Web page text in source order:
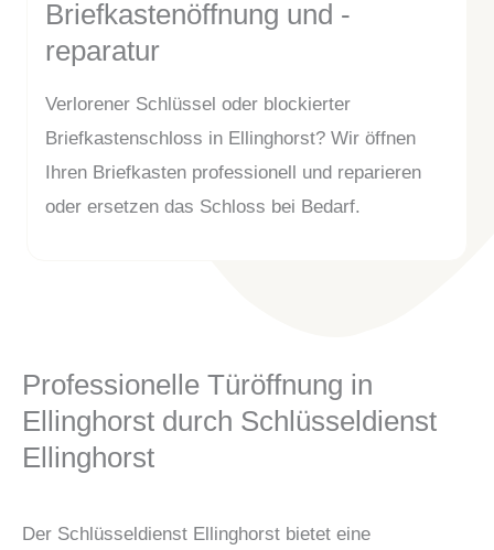
Briefkastenöffnung und -
reparatur
Verlorener Schlüssel oder blockierter
Briefkastenschloss in Ellinghorst? Wir öffnen
Ihren Briefkasten professionell und reparieren
oder ersetzen das Schloss bei Bedarf.
Professionelle Türöffnung in
Ellinghorst durch Schlüsseldienst
Ellinghorst
Der Schlüsseldienst Ellinghorst bietet eine